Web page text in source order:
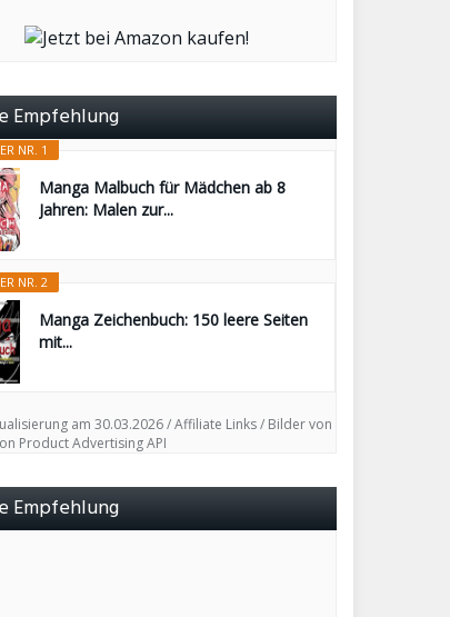
Empfehlung
NR. 1
Manga Malbuch für Mädchen ab 8
Jahren: Malen zur...
NR. 2
Manga Zeichenbuch: 150 leere Seiten
mit...
am 30.03.2026 / Affiliate Links / Bilder von
Product Advertising API
Empfehlung